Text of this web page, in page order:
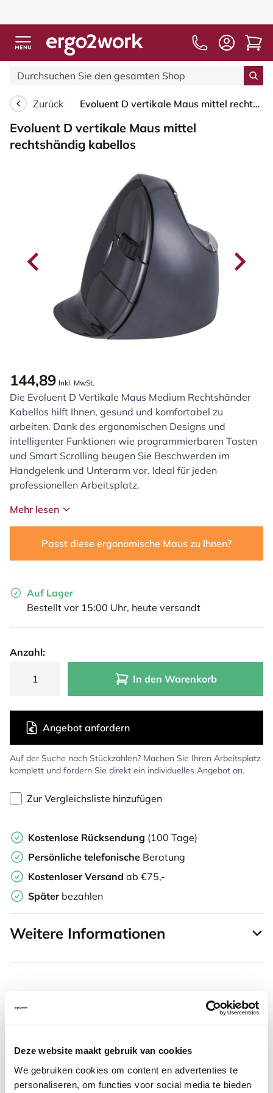
Deze website maakt gebruik van cookies
We gebruiken cookies om content en advertenties te
personaliseren, om functies voor social media te bieden
Zurück Evoluent D vertikale Maus mittel rechtshändig kabellos
Evoluent D vertikale Maus mittel
rechtshändig kabellos
144,89 Inkl. MwSt.
Die Evoluent D Vertikale Maus Medium Rechtshänder
Kabellos hilft Ihnen, gesund und komfortabel zu
arbeiten. Dank des ergonomischen Designs und
intelligenter Funktionen wie programmierbaren Tasten
und Smart Scrolling beugen Sie Beschwerden im
Handgelenk und Unterarm vor. Ideal für jeden
professionellen Arbeitsplatz.
Mehr lesen
Passt diese ergonomische Maus zu Ihnen?
Auf Lager
Bestellt vor 15:00 Uhr, heute versandt
Anzahl:
In den Warenkorb
Auf der Suche nach Stückzahlen? Machen Sie Ihren Arbeitsplatz
komplett und fordern Sie direkt ein individuelles Angebot an.
Angebot anfordern
Zur Vergleichsliste hinzufügen
Kostenlose Rücksendung (100 Tage)
Persönliche telefonische Beratung
Kostenloser Versand ab €75,-
Später bezahlen
Weitere Informationen
Häufig zusammen gekauft mit
S-board 840 Design
Tastatur US silber